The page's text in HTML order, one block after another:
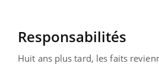
Responsabilités
Huit ans plus tard, les faits